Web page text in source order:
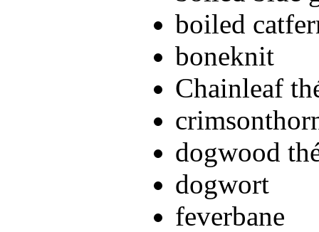
boiled
boneknit
Chainleaf
dogwood
dogwort
feverbane